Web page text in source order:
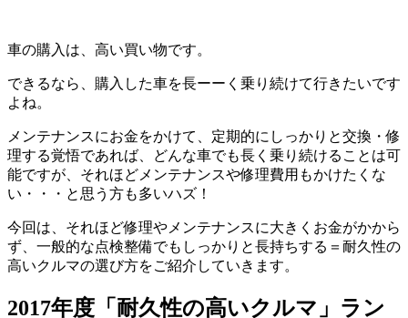
車の購入は、高い買い物です。
できるなら、購入した車を長ーーく乗り続けて行きたいです
よね。
メンテナンスにお金をかけて、定期的にしっかりと交換・修
理する覚悟であれば、どんな車でも長く乗り続けることは可
能ですが、それほどメンテナンスや修理費用もかけたくな
い・・・と思う方も多いハズ！
今回は、それほど修理やメンテナンスに大きくお金がかから
ず、一般的な点検整備でもしっかりと長持ちする＝耐久性の
高いクルマの選び方をご紹介していきます。
2017年度「耐久性の高いクルマ」ラン